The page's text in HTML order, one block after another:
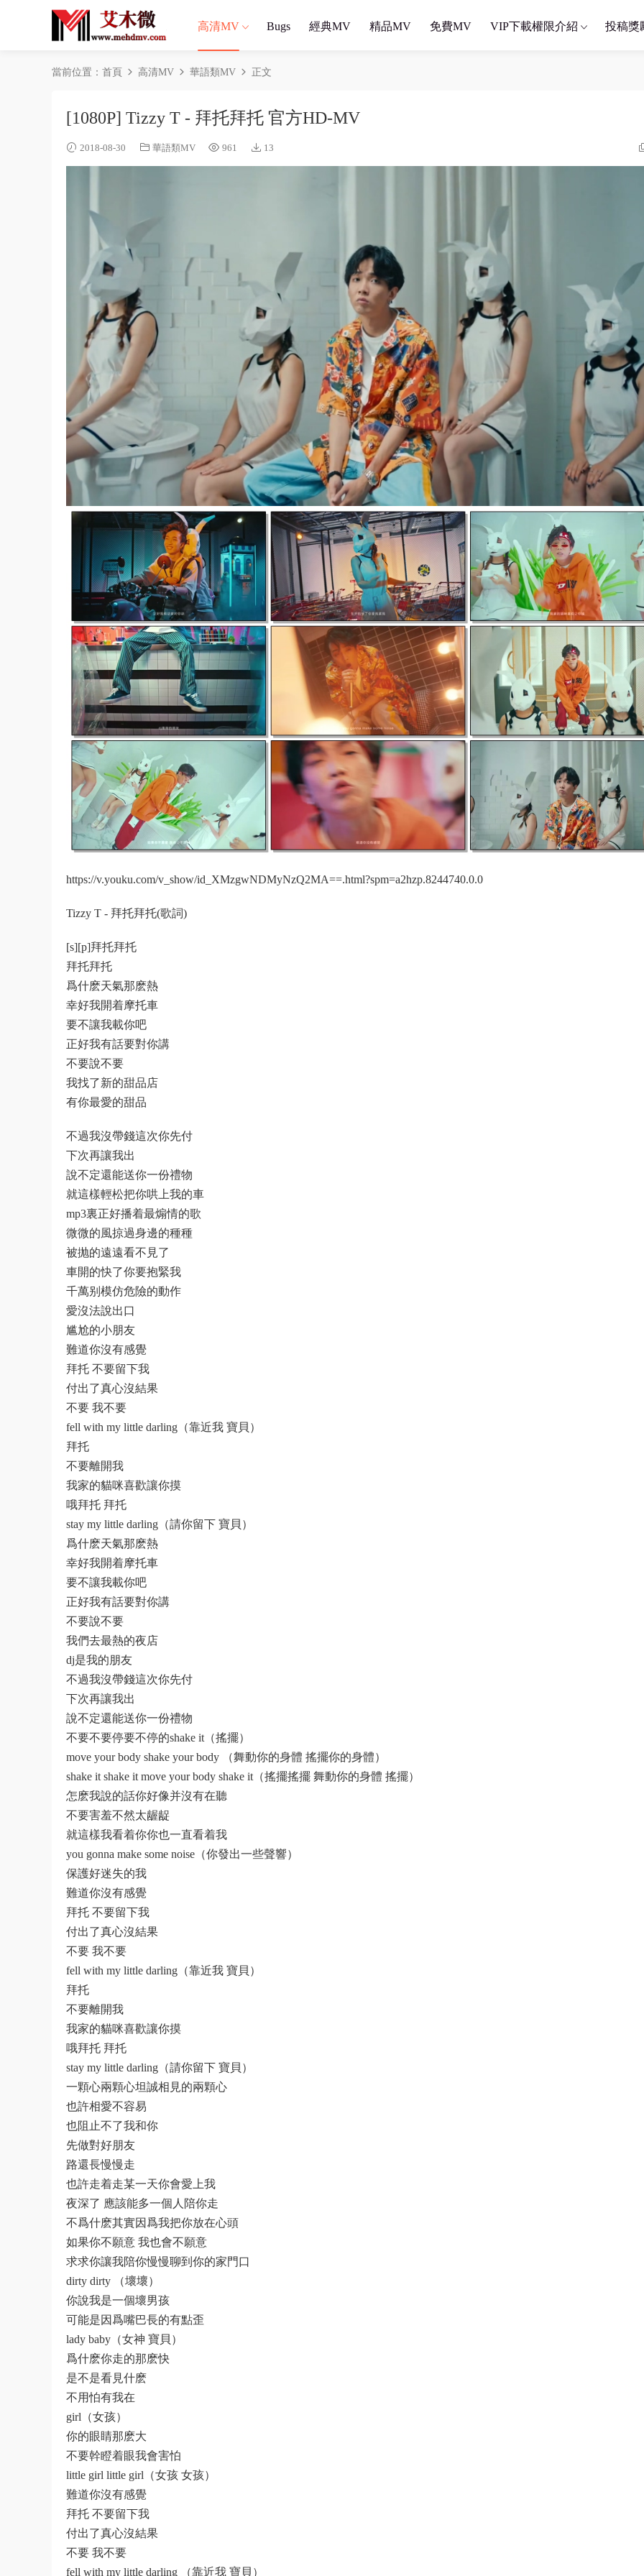
高清MV Bugs 經典MV 精品MV 免費MV VIP下載權限介紹 投稿獎
當前位置： 首頁 高清MV 華語類MV 正文
[1080P] Tizzy T - 拜托拜托 官方HD-MV
2018-08-30 華語類MV 961 13
https://v.youku.com/v_show/id_XMzgwNDMyNzQ2MA==.html?spm=a2hzp.8244740.0.0
Tizzy T - 拜托拜托(歌詞)
[s][p]拜托拜托
拜托拜托
爲什麽天氣那麽熱
幸好我開着摩托車
要不讓我載你吧
正好我有話要對你講
不要說不要
我找了新的甜品店
有你最愛的甜品
不過我沒帶錢這次你先付
下次再讓我出
說不定還能送你一份禮物
就這樣輕松把你哄上我的車
mp3裏正好播着最煽情的歌
微微的風掠過身邊的種種
被抛的遠遠看不見了
車開的快了你要抱緊我
千萬别模仿危險的動作
愛沒法說出口
尴尬的小朋友
難道你沒有感覺
拜托 不要留下我
付出了真心沒結果
不要 我不要
fell with my little darling（靠近我 寶貝）
拜托
不要離開我
我家的貓咪喜歡讓你摸
哦拜托 拜托
stay my little darling（請你留下 寶貝）
爲什麽天氣那麽熱
幸好我開着摩托車
要不讓我載你吧
正好我有話要對你講
不要說不要
我們去最熱的夜店
dj是我的朋友
不過我沒帶錢這次你先付
下次再讓我出
說不定還能送你一份禮物
不要不要停要不停的shake it（搖擺）
move your body shake your body （舞動你的身體 搖擺你的身體）
shake it shake it move your body shake it（搖擺搖擺 舞動你的身體 搖擺）
怎麽我說的話你好像并沒有在聽
不要害羞不然太龌龊
就這樣我看着你你也一直看着我
you gonna make some noise（你發出一些聲響）
保護好迷失的我
難道你沒有感覺
拜托 不要留下我
付出了真心沒結果
不要 我不要
fell with my little darling（靠近我 寶貝）
拜托
不要離開我
我家的貓咪喜歡讓你摸
哦拜托 拜托
stay my little darling（請你留下 寶貝）
一顆心兩顆心坦誠相見的兩顆心
也許相愛不容易
也阻止不了我和你
先做對好朋友
路還長慢慢走
也許走着走某一天你會愛上我
夜深了 應該能多一個人陪你走
不爲什麽其實因爲我把你放在心頭
如果你不願意 我也會不願意
求求你讓我陪你慢慢聊到你的家門口
dirty dirty （壞壞）
你說我是一個壞男孩
可能是因爲嘴巴長的有點歪
lady baby（女神 寶貝）
爲什麽你走的那麽快
是不是看見什麽
不用怕有我在
girl（女孩）
你的眼睛那麽大
不要幹瞪着眼我會害怕
little girl little girl（女孩 女孩）
難道你沒有感覺
拜托 不要留下我
付出了真心沒結果
不要 我不要
fell with my little darling （靠近我 寶貝）